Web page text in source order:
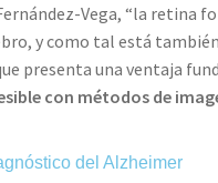
Vega, “la retina
y como tal está
presenta una ventaja
con métodos de
del Alzheimer